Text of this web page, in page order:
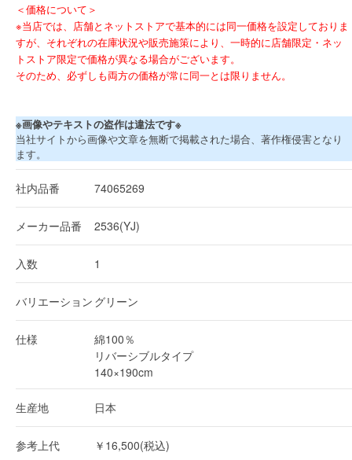
＜価格について＞
※当店では、店舗とネットストアで基本的には同一価格を設定しておりま
すが、それぞれの在庫状況や販売施策により、一時的に店舗限定・ネッ
トストア限定で価格が異なる場合がございます。
そのため、必ずしも両方の価格が常に同一とは限りません。
※画像やテキストの盗作は違法です※
当社サイトから画像や文章を無断で掲載された場合、著作権侵害となり
ます。
社内品番 74065269
メーカー品番 2536(YJ)
入数 1
バリエーション グリーン
仕様
綿100％
リバーシブルタイプ
140×190cm
生産地 日本
参考上代 ￥16,500(税込)